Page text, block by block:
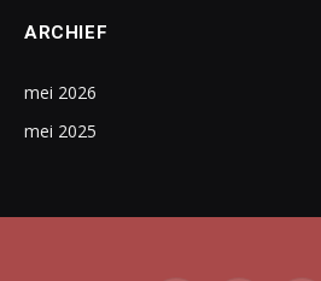
ARCHIEF
mei 2026
mei 2025